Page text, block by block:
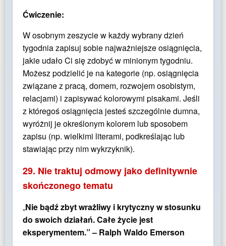
Ćwiczenie:
W osobnym zeszycie w każdy wybrany dzień
tygodnia zapisuj sobie najważniejsze osiągnięcia,
jakie udało Ci się zdobyć w minionym tygodniu.
Możesz podzielić je na kategorie (np. osiągnięcia
związane z pracą, domem, rozwojem osobistym,
relacjami) i zapisywać kolorowymi pisakami. Jeśli
z któregoś osiągnięcia jesteś szczególnie dumna,
wyróżnij je określonym kolorem lub sposobem
zapisu (np. wielkimi literami, podkreślając lub
stawiając przy nim wykrzyknik).
29. Nie traktuj odmowy jako definitywnie
skończonego tematu
„Nie bądź zbyt wrażliwy i krytyczny w stosunku
do swoich działań. Całe życie jest
eksperymentem.” – Ralph Waldo Emerson